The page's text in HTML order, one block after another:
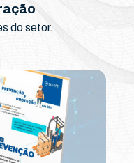
do setor.